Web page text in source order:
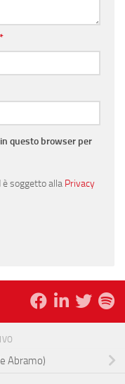
*
questo browser per
è soggetto alla Privacy
Abramo)